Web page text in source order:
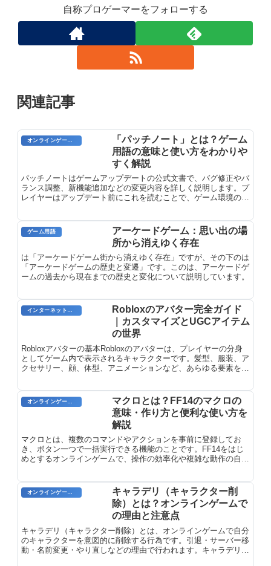
自称プロゲーマーをフォローする
関連記事
オンラインゲーム用語
「パッチノート」とは？ゲーム
用語の意味と使い方をわかりや
すく解説
パッチノートはゲームアップデートの公式文書で、バグ修正やバ
ランス調整、新機能追加などの変更内容を詳しく説明します。プ
レイヤーはアップデート前にこれを読むことで、ゲーム環境の変
ゲーム用語
アーケードゲーム：思い出の場
所から消えゆく存在
は「アーケードゲーム街から消えゆく存在」ですが、その下のは
「アーケードゲームの歴史と変遷」です。このは、アーケードゲ
ームの過去から現在までの歴史と変化について説明しています。
インターネット用語
Robloxのアバター完全ガイド
｜カスタマイズとUGCアイテム
の世界
Robloxアバターの基本Robloxのアバターは、プレイヤーの分身
としてゲーム内で表示されるキャラクターです。髪型、服装、ア
クセサリー、顔、体型、アニメーションなど、あらゆる要素をカ
マクロとは？FF14のマクロの
意味・作り方と便利な使い方を
解説
マクロとは、複数のコマンドやアクションを事前に登録してお
き、ボタン一つで一括実行できる機能のことです。FF14をはじ
めとするオンラインゲームで、操作の効率化や複雑な動作の自動
オンラインゲームのプレイに関する用語
キャラデリ（キャラクター削
除）とは？オンラインゲームで
の理由と注意点
キャラデリ（キャラクター削除）とは、オンラインゲームで自分
のキャラクターを意図的に削除する行為です。引退・サーバー移
動・名前変更・やり直しなどの理由で行われます。キャラデリの